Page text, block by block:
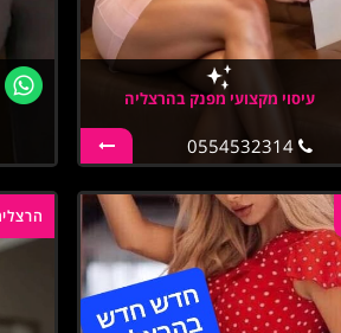
עיסוי מקצועי מפנק בהרצליה
0554532314